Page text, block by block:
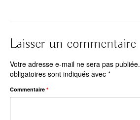
Laisser un commentaire
Votre adresse e-mail ne sera pas publiée.
obligatoires sont indiqués avec *
Commentaire *